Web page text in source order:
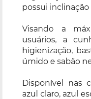
possui inclinação
Visando a
usuários, a
higienização,
úmido e sabão
Disponível nas
azul claro, azul